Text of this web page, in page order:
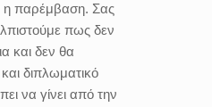
η παρέμβαση. Σας
πως δεν
και δεν θα
διπλωματικό
να γίνει από την